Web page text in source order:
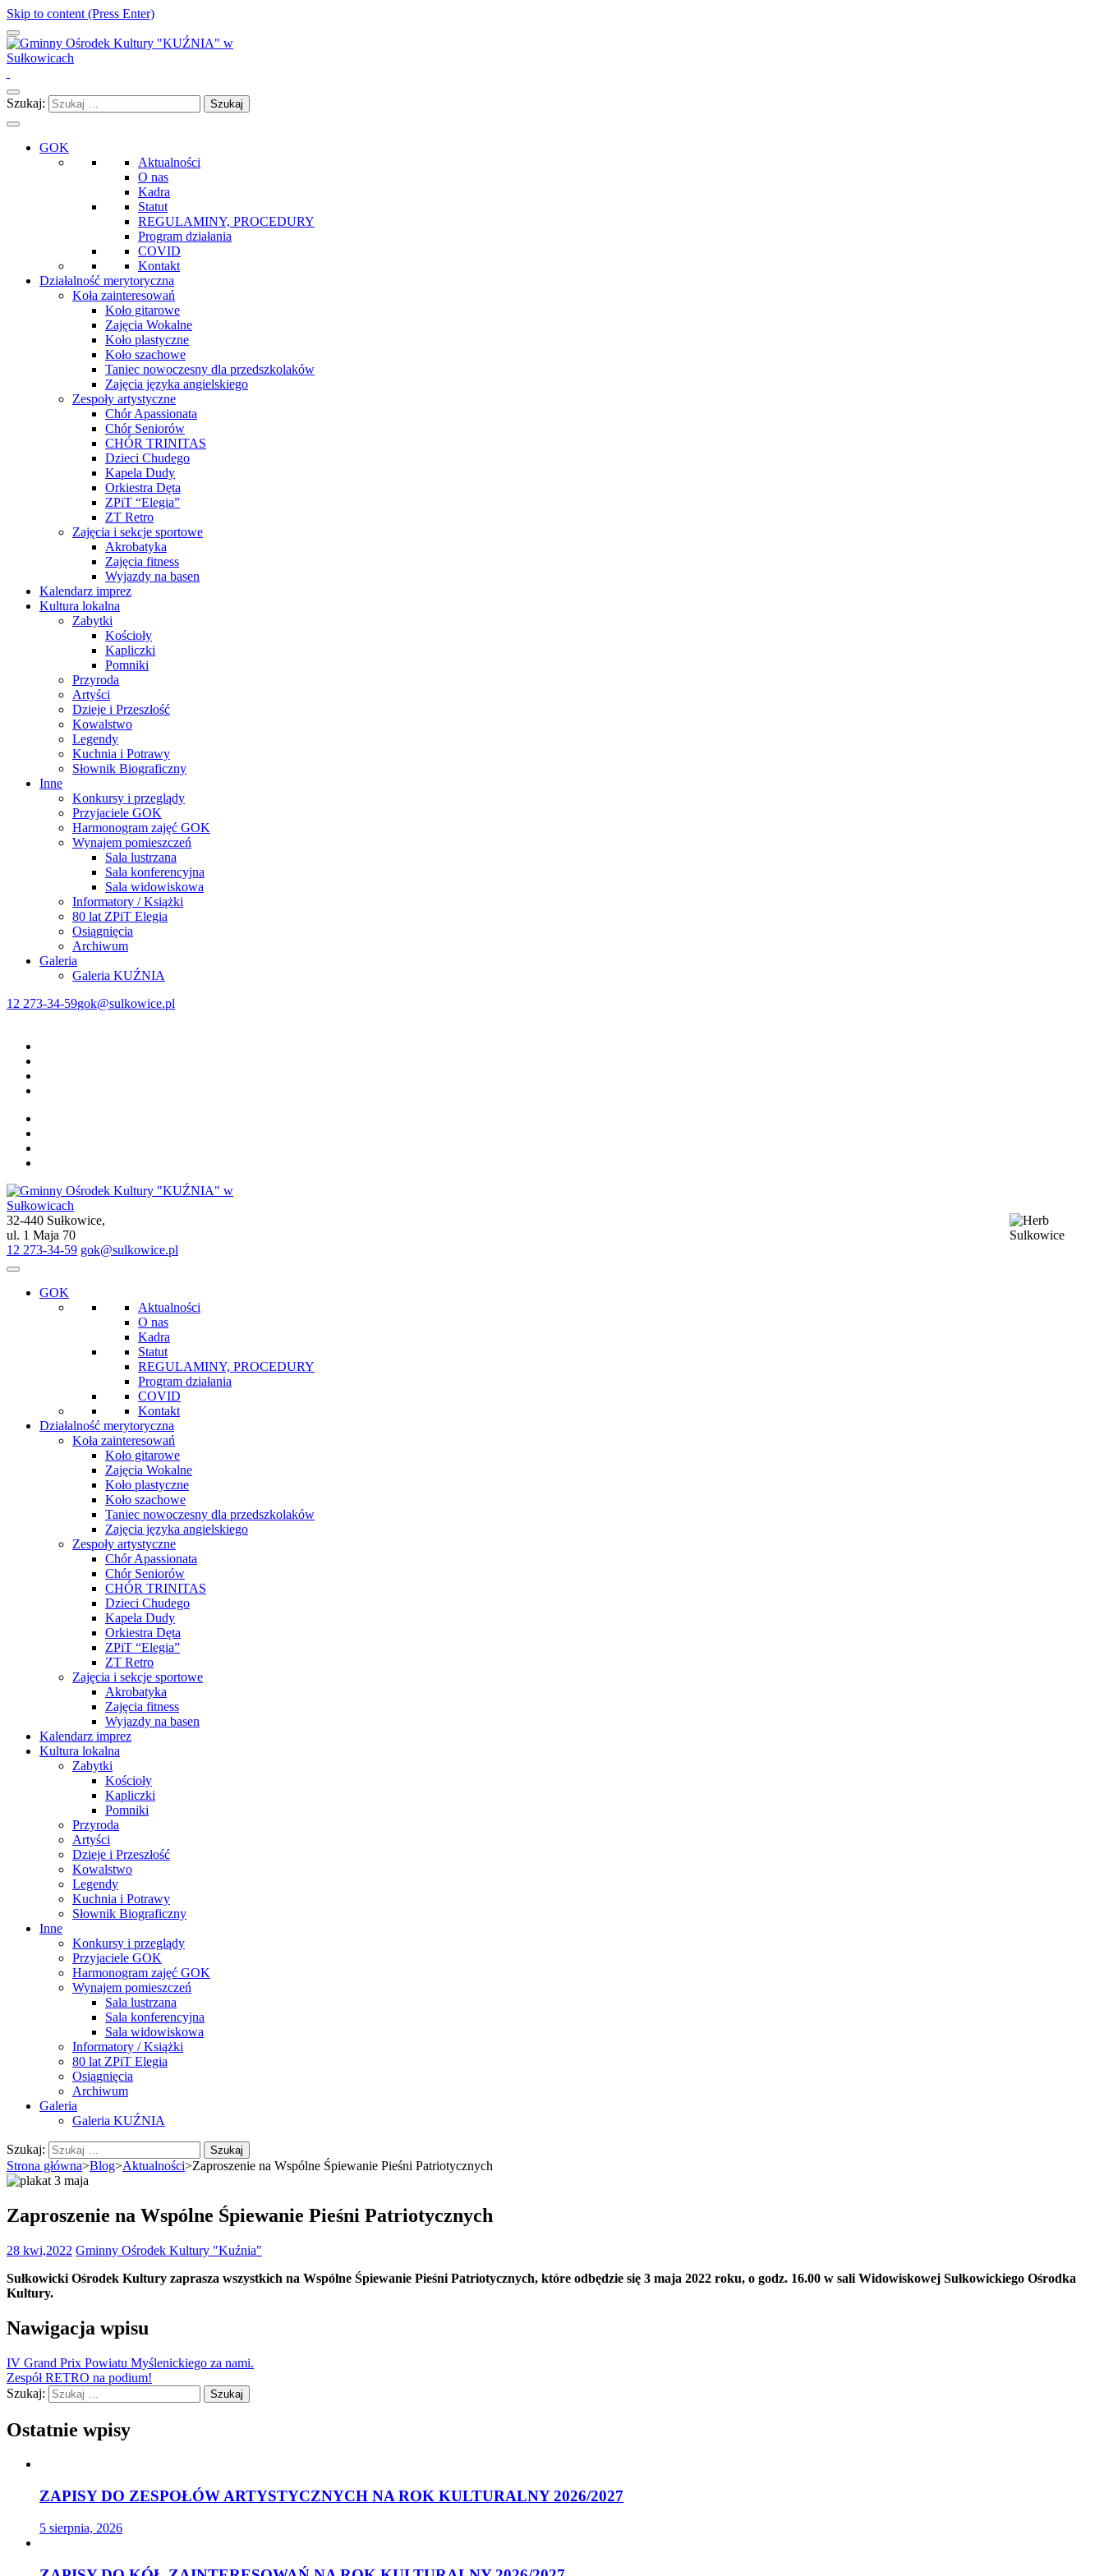
Skip to content (Press Enter)
Szukaj:
GOK
Aktualności
O nas
Kadra
Statut
REGULAMINY, PROCEDURY
Program działania
COVID
Kontakt
Działalność merytoryczna
Koła zainteresowań
Koło gitarowe
Zajęcia Wokalne
Koło plastyczne
Koło szachowe
Taniec nowoczesny dla przedszkolaków
Zajęcia języka angielskiego
Zespoły artystyczne
Chór Apassionata
Chór Seniorów
CHÓR TRINITAS
Dzieci Chudego
Kapela Dudy
Orkiestra Dęta
ZPiT “Elegia”
ZT Retro
Zajęcia i sekcje sportowe
Akrobatyka
Zajęcia fitness
Wyjazdy na basen
Kalendarz imprez
Kultura lokalna
Zabytki
Kościoły
Kapliczki
Pomniki
Przyroda
Artyści
Dzieje i Przeszłość
Kowalstwo
Legendy
Kuchnia i Potrawy
Słownik Biograficzny
Inne
Konkursy i przeglądy
Przyjaciele GOK
Harmonogram zajęć GOK
Wynajem pomieszczeń
Sala lustrzana
Sala konferencyjna
Sala widowiskowa
Informatory / Książki
80 lat ZPiT Elegia
Osiągnięcia
Archiwum
Galeria
Galeria KUŹNIA
12 273-34-59gok@sulkowice.pl
Gminny Ośrodek Kultury "KUŹNIA" w Sułkowicach
32-440 Sułkowice,
ul. 1 Maja 70
12 273-34-59 gok@sulkowice.pl
GOK
Aktualności
O nas
Kadra
Statut
REGULAMINY, PROCEDURY
Program działania
COVID
Kontakt
Działalność merytoryczna
Koła zainteresowań
Koło gitarowe
Zajęcia Wokalne
Koło plastyczne
Koło szachowe
Taniec nowoczesny dla przedszkolaków
Zajęcia języka angielskiego
Zespoły artystyczne
Chór Apassionata
Chór Seniorów
CHÓR TRINITAS
Dzieci Chudego
Kapela Dudy
Orkiestra Dęta
ZPiT “Elegia”
ZT Retro
Zajęcia i sekcje sportowe
Akrobatyka
Zajęcia fitness
Wyjazdy na basen
Kalendarz imprez
Kultura lokalna
Zabytki
Kościoły
Kapliczki
Pomniki
Przyroda
Artyści
Dzieje i Przeszłość
Kowalstwo
Legendy
Kuchnia i Potrawy
Słownik Biograficzny
Inne
Konkursy i przeglądy
Przyjaciele GOK
Harmonogram zajęć GOK
Wynajem pomieszczeń
Sala lustrzana
Sala konferencyjna
Sala widowiskowa
Informatory / Książki
80 lat ZPiT Elegia
Osiągnięcia
Archiwum
Galeria
Galeria KUŹNIA
Szukaj:
Strona główna>Blog>Aktualności>Zaproszenie na Wspólne Śpiewanie Pieśni Patriotycznych
Zaproszenie na Wspólne Śpiewanie Pieśni Patriotycznych
28 kwi,2022 Gminny Ośrodek Kultury "Kuźnia"
Sułkowicki Ośrodek Kultury zaprasza wszystkich na Wspólne Śpiewanie Pieśni Patriotycznych, które odbędzie się 3 maja 2022 roku, o godz. 16.00 w sali Widowiskowej Sułkowickiego Ośrodka
Kultury.
Nawigacja wpisu
IV Grand Prix Powiatu Myślenickiego za nami.
Zespół RETRO na podium!
Szukaj:
Ostatnie wpisy
ZAPISY DO ZESPOŁÓW ARTYSTYCZNYCH NA ROK KULTURALNY 2026/2027
5 sierpnia, 2026